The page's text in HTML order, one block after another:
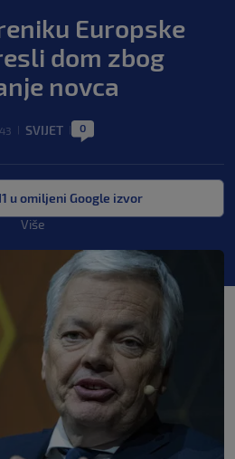
Europske
dom zbog
novca
SVIJET 0
u omiljeni Google izvor
Više